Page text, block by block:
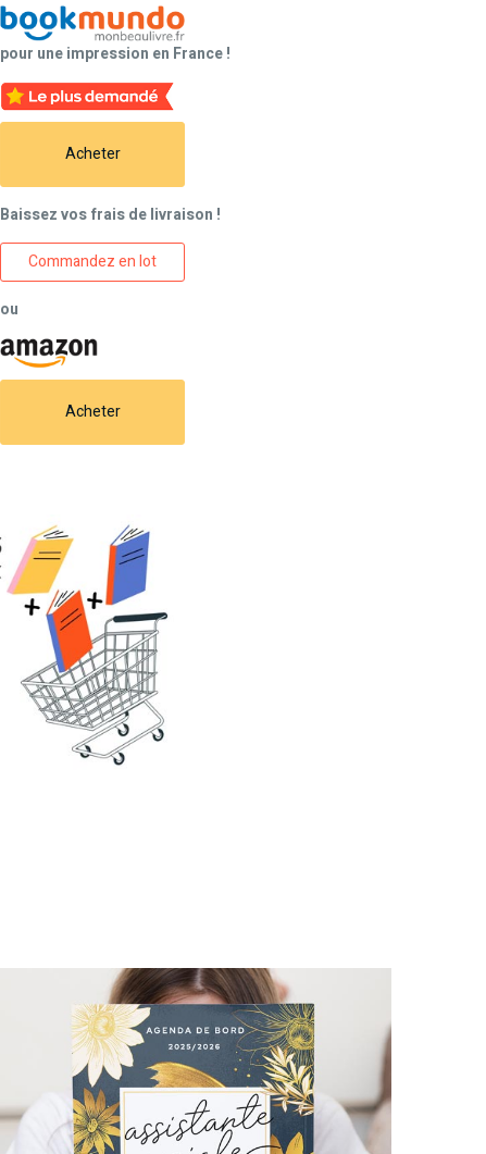
pour une impression en France !
Acheter
Baissez vos frais de livraison !
Commandez en lot
ou
Acheter